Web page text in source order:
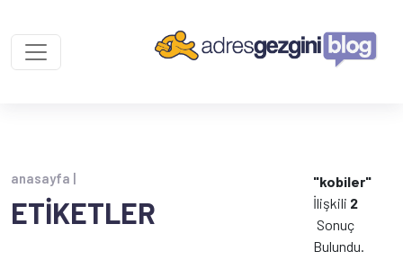
anasayfa |
ETİKETLER
"kobiler"
İlişkili 2
Sonuç
Bulundu.